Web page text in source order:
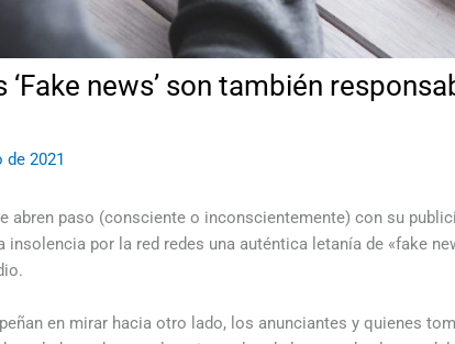
‘Fake news’ son también
de 2021
abren paso (consciente o inconscientemente) con su
insolencia por la red redes una auténtica letanía de «fake
en mirar hacia otro lado, los anunciantes y quienes